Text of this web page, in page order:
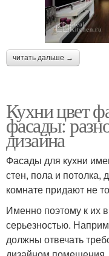
читать дальше →
Кухни цвет
фасады:
дизайна
Фасады для кухни
стен, пола и
комнате придают не
Именно поэтому к их
серьезностью.
должны отвечать